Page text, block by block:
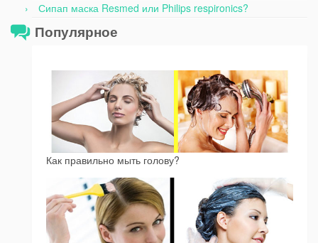
Сипап маска Resmed или Philips respironics?
Популярное
Как правильно мыть голову?